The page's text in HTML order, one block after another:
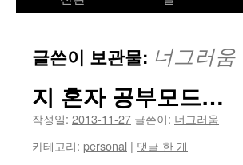
로
건
너
뛰
글쓴이 보관물: 너그러움
지 혼자 공부모드…
작성일: 2013-11-27 글쓴이: 너그러움
카테고리: personal | 댓글 한 개